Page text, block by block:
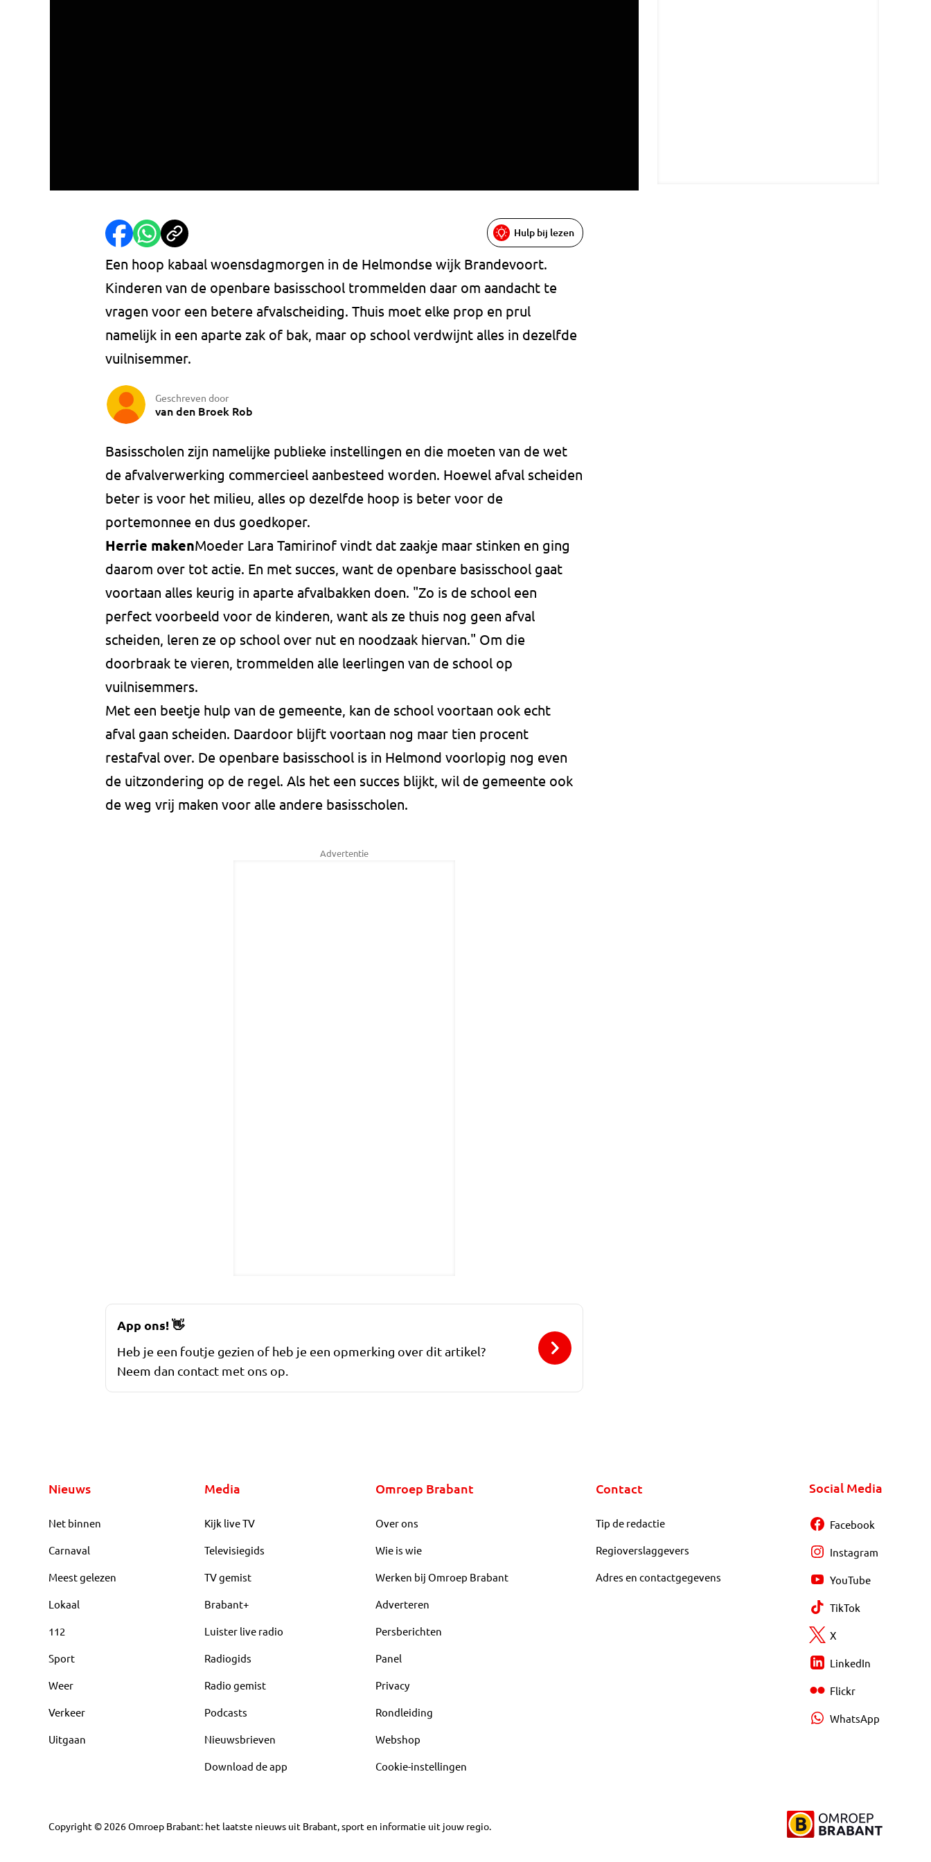
Hulp bij lezen
Een hoop kabaal woensdagmorgen in de Helmondse wijk Brandevoort.
Kinderen van de openbare basisschool trommelden daar om aandacht te
vragen voor een betere afvalscheiding. Thuis moet elke prop en prul
namelijk in een aparte zak of bak, maar op school verdwijnt alles in dezelfde
vuilnisemmer.
Geschreven door
van den Broek Rob
Basisscholen zijn namelijke publieke instellingen en die moeten van de wet
de afvalverwerking commercieel aanbesteed worden. Hoewel afval scheiden
beter is voor het milieu, alles op dezelfde hoop is beter voor de
portemonnee en dus goedkoper.
Herrie makenMoeder Lara Tamirinof vindt dat zaakje maar stinken en ging
daarom over tot actie. En met succes, want de openbare basisschool gaat
voortaan alles keurig in aparte afvalbakken doen. "Zo is de school een
perfect voorbeeld voor de kinderen, want als ze thuis nog geen afval
scheiden, leren ze op school over nut en noodzaak hiervan." Om die
doorbraak te vieren, trommelden alle leerlingen van de school op
vuilnisemmers.
Met een beetje hulp van de gemeente, kan de school voortaan ook echt
afval gaan scheiden. Daardoor blijft voortaan nog maar tien procent
restafval over. De openbare basisschool is in Helmond voorlopig nog even
de uitzondering op de regel. Als het een succes blijkt, wil de gemeente ook
de weg vrij maken voor alle andere basisscholen.
Advertentie
App ons!👋
Heb je een foutje gezien of heb je een opmerking over dit artikel?
Neem dan contact met ons op.
Nieuws
Net binnen
Carnaval
Meest gelezen
Lokaal
112
Sport
Weer
Verkeer
Uitgaan
Media
Kijk live TV
Televisiegids
TV gemist
Brabant+
Luister live radio
Radiogids
Radio gemist
Podcasts
Nieuwsbrieven
Download de app
Omroep Brabant
Over ons
Wie is wie
Werken bij Omroep Brabant
Adverteren
Persberichten
Panel
Privacy
Rondleiding
Webshop
Cookie-instellingen
Contact
Tip de redactie
Regioverslaggevers
Adres en contactgegevens
Social Media
Facebook
Instagram
YouTube
TikTok
X
LinkedIn
Flickr
WhatsApp
Copyright © 2026Omroep Brabant: het laatste nieuws uit Brabant, sport en informatie uit jouw regio.